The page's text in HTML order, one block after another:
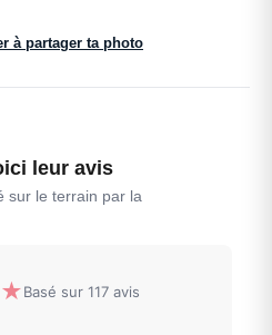
à partager ta photo
leur avis
sur le terrain par la
★Basé sur 117 avis